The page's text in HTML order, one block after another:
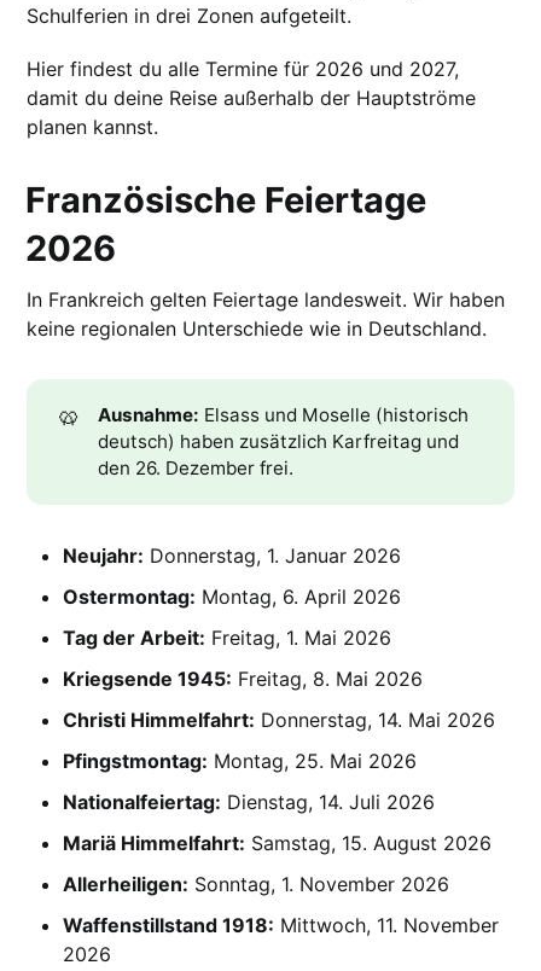
Schulferien in drei Zonen aufgeteilt.
Hier findest du alle Termine für 2026 und 2027,
damit du deine Reise außerhalb der Hauptströme
planen kannst.
Französische Feiertage
2026
In Frankreich gelten Feiertage landesweit. Wir haben
keine regionalen Unterschiede wie in Deutschland.
🥨 Ausnahme: Elsass und Moselle (historisch
deutsch) haben zusätzlich Karfreitag und
den 26. Dezember frei.
Neujahr: Donnerstag, 1. Januar 2026
Ostermontag: Montag, 6. April 2026
Tag der Arbeit: Freitag, 1. Mai 2026
Kriegsende 1945: Freitag, 8. Mai 2026
Christi Himmelfahrt: Donnerstag, 14. Mai 2026
Pfingstmontag: Montag, 25. Mai 2026
Nationalfeiertag: Dienstag, 14. Juli 2026
Mariä Himmelfahrt: Samstag, 15. August 2026
Allerheiligen: Sonntag, 1. November 2026
Waffenstillstand 1918: Mittwoch, 11. November
2026